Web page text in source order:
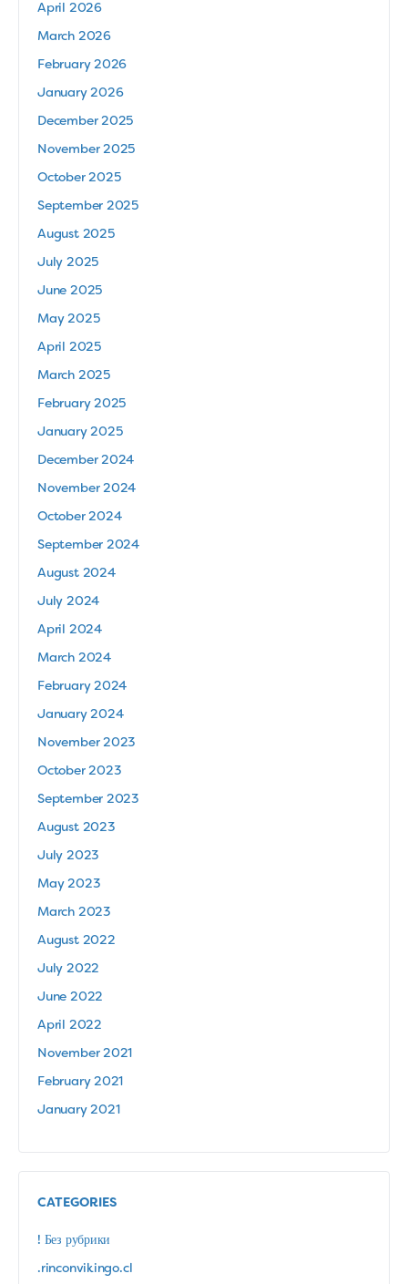
April 2026
March 2026
February 2026
January 2026
December 2025
November 2025
October 2025
September 2025
August 2025
July 2025
June 2025
May 2025
April 2025
March 2025
February 2025
January 2025
December 2024
November 2024
October 2024
September 2024
August 2024
July 2024
April 2024
March 2024
February 2024
January 2024
November 2023
October 2023
September 2023
August 2023
July 2023
May 2023
March 2023
August 2022
July 2022
June 2022
April 2022
November 2021
February 2021
January 2021
CATEGORIES
! Без рубрики
.rinconvikingo.cl